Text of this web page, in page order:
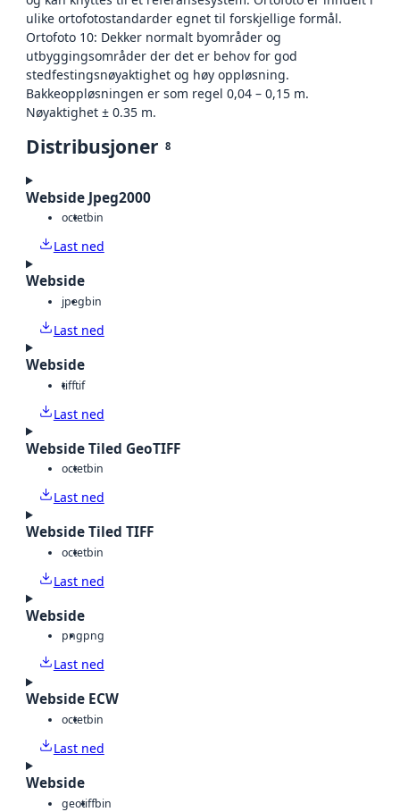
ulike ortofotostandarder egnet til forskjellige formål.
Ortofoto 10: Dekker normalt byområder og
utbyggingsområder der det er behov for god
stedfestingsnøyaktighet og høy oppløsning.
Bakkeoppløsningen er som regel 0,04 – 0,15 m.
Nøyaktighet ± 0.35 m.
Distribusjoner 8
Webside Jpeg2000
octetbin
Last ned
Webside
jpegbin
Last ned
Webside
tifftif
Last ned
Webside Tiled GeoTIFF
octetbin
Last ned
Webside Tiled TIFF
octetbin
Last ned
Webside
pngpng
Last ned
Webside ECW
octetbin
Last ned
Webside
geotiffbin